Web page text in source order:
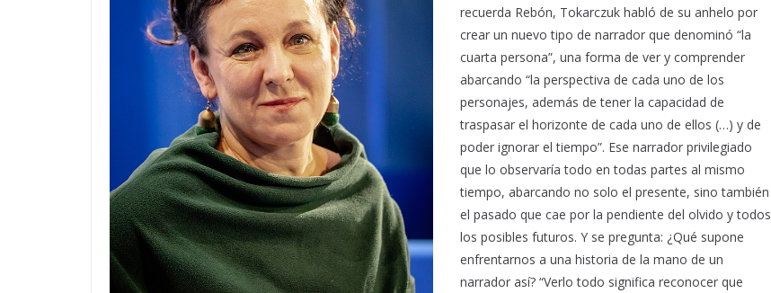
recuerda Rebón, Tokarczuk habló de su anhelo por
crear un nuevo tipo de narrador que denominó “la
cuarta persona”, una forma de ver y comprender
abarcando “la perspectiva de cada uno de los
personajes, además de tener la capacidad de
traspasar el horizonte de cada uno de ellos (…) y de
poder ignorar el tiempo”. Ese narrador privilegiado
que lo observaría todo en todas partes al mismo
tiempo, abarcando no solo el presente, sino también
el pasado que cae por la pendiente del olvido y todos
los posibles futuros. Y se pregunta: ¿Qué supone
enfrentarnos a una historia de la mano de un
narrador así? “Verlo todo significa reconocer que